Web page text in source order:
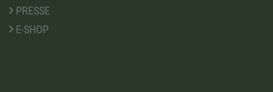
PRESSE
E-SHOP